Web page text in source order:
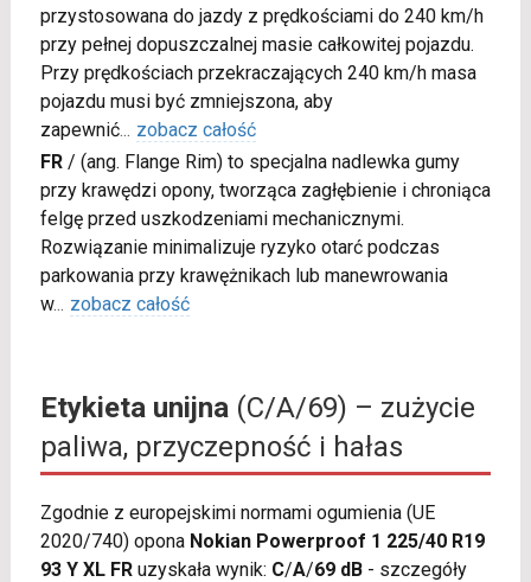
przystosowana do jazdy z prędkościami do 240 km/h
przy pełnej dopuszczalnej masie całkowitej pojazdu.
Przy prędkościach przekraczających 240 km/h masa
pojazdu musi być zmniejszona, aby
zapewnić... zobacz całość
FR/ (ang. Flange Rim) to specjalna nadlewka gumy
przy krawędzi opony, tworząca zagłębienie i chroniąca
felgę przed uszkodzeniami mechanicznymi.
Rozwiązanie minimalizuje ryzyko otarć podczas
parkowania przy krawężnikach lub manewrowania
w... zobacz całość
Etykieta unijna(C/A/69) – zużycie
paliwa, przyczepność i hałas
Zgodnie z europejskimi normami ogumienia (UE
2020/740) opona Nokian Powerproof 1 225/40 R19
93 Y XL FRuzyskała wynik: C/A/69 dB- szczegóły